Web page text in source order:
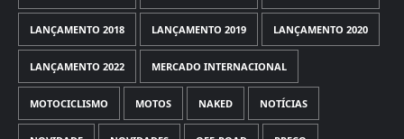
LANÇAMENTO 2018 LANÇAMENTO 2019 LANÇAMENTO 2020
LANÇAMENTO 2022 MERCADO INTERNACIONAL
MOTOCICLISMO MOTOS NAKED NOTÍCIAS